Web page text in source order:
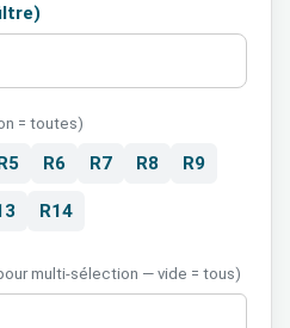
= toutes)
R6 R7 R8 R9
R14
multi-sélection — vide = tous)